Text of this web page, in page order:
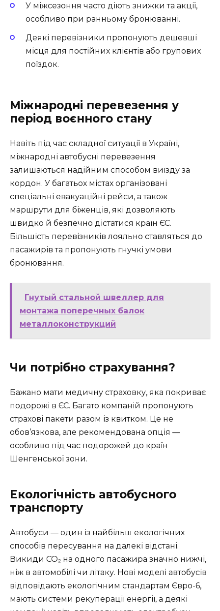
У міжсезоння часто діють знижки та акції,
особливо при ранньому бронюванні.
Деякі перевізники пропонують дешевші
місця для постійних клієнтів або групових
поїздок.
Міжнародні перевезення у
період воєнного стану
Навіть під час складної ситуації в Україні,
міжнародні автобусні перевезення
залишаються надійним способом виїзду за
кордон. У багатьох містах організовані
спеціальні евакуаційні рейси, а також
маршрути для біженців, які дозволяють
швидко й безпечно дістатися країн ЄС.
Більшість перевізників лояльно ставляться до
пасажирів та пропонують гнучкі умови
бронювання.
Гнутый стальной швеллер для
монтажа поперечных балок
металлоконструкций
Чи потрібно страхування?
Бажано мати медичну страховку, яка покриває
подорожі в ЄС. Багато компаній пропонують
страхові пакети разом із квитком. Це не
обов’язкова, але рекомендована опція —
особливо під час подорожей до країн
Шенгенської зони.
Екологічність автобусного
транспорту
Автобуси — один із найбільш екологічних
способів пересування на далекі відстані.
Викиди CO₂ на одного пасажира значно нижчі,
ніж в автомобілі чи літаку. Нові моделі автобусів
відповідають екологічним стандартам Євро-6,
мають системи рекуперації енергії, а деякі